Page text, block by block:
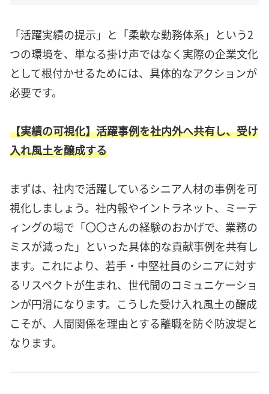
「活躍実績の提示」と「柔軟な勤務体系」という2
つの環境を、単なる掛け声ではなく実際の企業文化
として根付かせるためには、具体的なアクションが
必要です。
【実績の可視化】活躍事例を社内外へ共有し、受け
入れ風土を醸成する
まずは、社内で活躍しているシニア人材の事例を可
視化しましょう。社内報やイントラネット、ミーテ
ィングの場で「〇〇さんの経験のおかげで、業務の
ミスが減った」といった具体的な貢献事例を共有し
ます。これにより、若手・中堅社員のシニアに対す
るリスペクトが生まれ、世代間のコミュニケーショ
ンが円滑になります。こうした受け入れ風土の醸成
こそが、人間関係を理由とする離職を防ぐ防波堤と
なります。